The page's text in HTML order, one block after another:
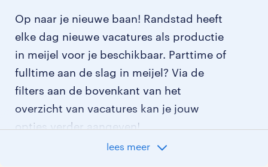
Op naar je nieuwe baan! Randstad heeft
elke dag nieuwe vacatures als productie
in meijel voor je beschikbaar. Parttime of
fulltime aan de slag in meijel? Via de
filters aan de bovenkant van het
overzicht van vacatures kan je jouw
opties verder aangeven!
lees meer